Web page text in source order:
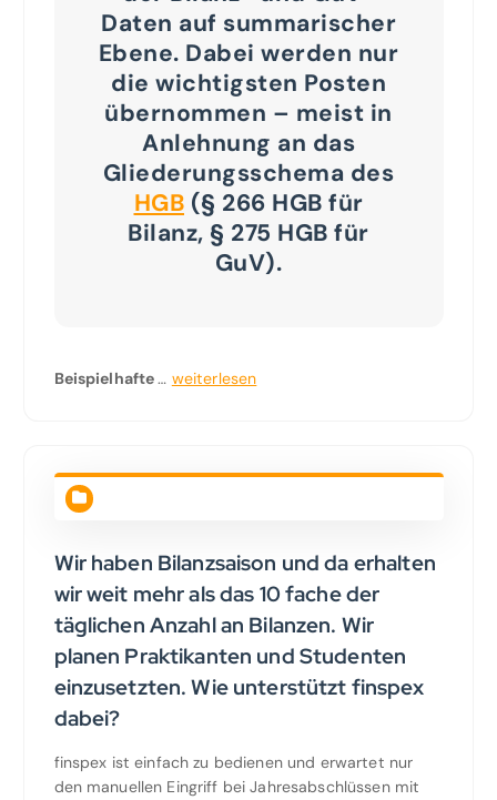
Daten auf summarischer
Ebene. Dabei werden nur
die wichtigsten Posten
übernommen – meist in
Anlehnung an das
Gliederungsschema des
HGB (§ 266 HGB für
Bilanz, § 275 HGB für
GuV).
Beispielhafte… weiterlesen
Wir haben Bilanzsaison und da erhalten
wir weit mehr als das 10 fache der
täglichen Anzahl an Bilanzen. Wir
planen Praktikanten und Studenten
einzusetzten. Wie unterstützt finspex
dabei?
finspex ist einfach zu bedienen und erwartet nur
den manuellen Eingriff bei Jahresabschlüssen mit